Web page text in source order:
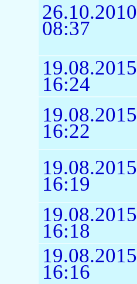
26.10.2010
08:37
19.08.2015
16:24
19.08.2015
16:22
19.08.2015
16:19
19.08.2015
16:18
19.08.2015
16:16